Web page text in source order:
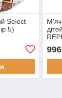
Select
5)
996